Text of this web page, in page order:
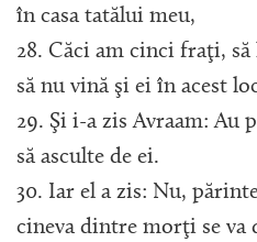
în casa tatălui meu,
28. Căci am cinci fraţi, să
să nu vină şi ei în acest
29. Şi i-a zis Avraam: Au
să asculte de ei.
30. Iar el a zis: Nu,
cineva dintre morţi se va